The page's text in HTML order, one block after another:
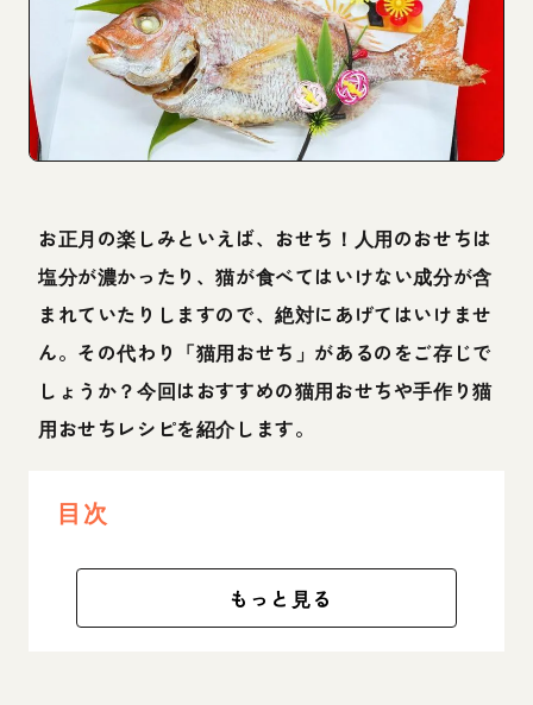
お正月の楽しみといえば、おせち！人用のおせちは
塩分が濃かったり、猫が食べてはいけない成分が含
まれていたりしますので、絶対にあげてはいけませ
ん。その代わり「猫用おせち」があるのをご存じで
しょうか？今回はおすすめの猫用おせちや手作り猫
用おせちレシピを紹介します。
目次
もっと見る